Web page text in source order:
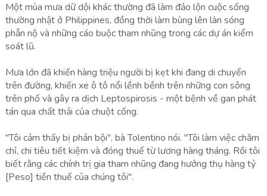
Một mùa mưa dữ dội khác thường đã làm đảo lộn cuộc sống
thường nhật ở Philippines, đồng thời làm bùng lên làn sóng
phẫn nộ và những cáo buộc tham nhũng trong các dự án kiểm
soát lũ.
Mưa lớn đã khiến hàng triệu người bị kẹt khi đang di chuyển
trên đường, khiến xe ô tô nổi lềnh bềnh trên những con sông
trên phố và gây ra dịch Leptospirosis - một bệnh về gan phát
tán qua chất thải của chuột cống.
"Tôi cảm thấy bị phản bội", bà Tolentino nói. "Tôi làm việc chăm
chỉ, chi tiêu tiết kiệm và đóng thuế từ lương hàng tháng. Rồi tôi
biết rằng các chính trị gia tham nhũng đang hưởng thụ hàng tỷ
[Peso] tiền thuế của chúng tôi".